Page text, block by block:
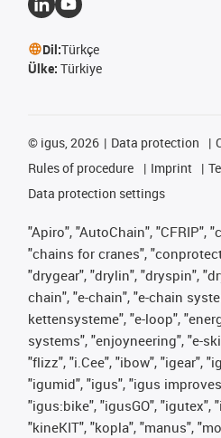
Dil:Türkçe
Ülke: Türkiye
© igus, 2026 Data protection
Rules of procedure
Imprint
Data protection settings
"Apiro", "AutoChain", "CFRIP",
"chains for cranes",
"drygear", "drylin", "dryspin",
chain", "e-chain", "e-chain
kettensysteme", "e-loop",
systems", "enjoyneering", "e-
"flizz", "i.Cee", "ibow", "igear",
"igumid", "igus", "igus
"igus:bike", "igusGO", "igutex",
"kineKIT", "kopla", "manus",